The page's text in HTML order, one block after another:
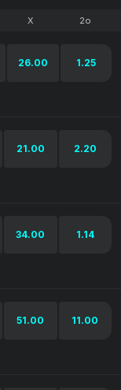
X 2o
26.00 1.25
21.00 2.20
34.00 1.14
51.00 11.00